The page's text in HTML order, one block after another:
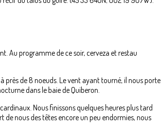
Au programme de ce soir, cerveza et restau
près de 8 noeuds. Le vent ayant tourné, il nous porte
dans le baie de Quiberon.
Nous finissons quelques heures plus tard
nous des têtes encore un peu endormies, nous